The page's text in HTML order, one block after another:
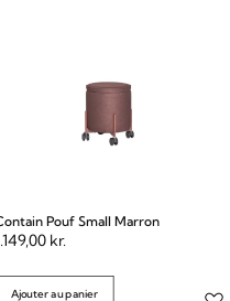
Pouf Small Marron
kr.
Ajouter au panier